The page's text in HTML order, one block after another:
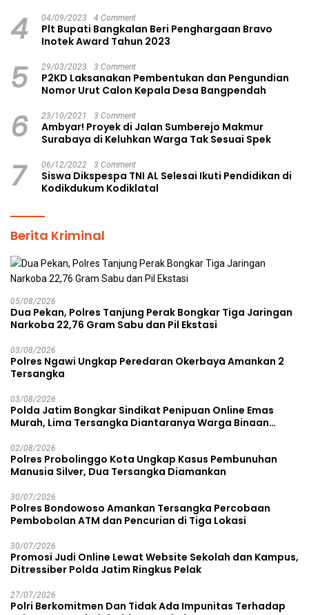
4 04/09/2023 4 Comment
Plt Bupati Bangkalan Beri Penghargaan Bravo
Inotek Award Tahun 2023
5 29/03/2023 3 Comment
P2KD Laksanakan Pembentukan dan Pengundian
Nomor Urut Calon Kepala Desa Bangpendah
6 23/10/2021 3 Comment
Ambyar! Proyek di Jalan Sumberejo Makmur
Surabaya di Keluhkan Warga Tak Sesuai Spek
7 06/12/2022 3 Comment
Siswa Dikspespa TNI AL Selesai Ikuti Pendidikan di
Kodikdukum Kodiklatal
Berita Kriminal
05/08/2026
Dua Pekan, Polres Tanjung Perak Bongkar Tiga Jaringan
Narkoba 22,76 Gram Sabu dan Pil Ekstasi
03/08/2026
Polres Ngawi Ungkap Peredaran Okerbaya Amankan 2
Tersangka
03/08/2026
Polda Jatim Bongkar Sindikat Penipuan Online Emas
Murah, Lima Tersangka Diantaranya Warga Binaan
02/08/2026
Polres Probolinggo Kota Ungkap Kasus Pembunuhan
Manusia Silver, Dua Tersangka Diamankan
30/07/2026
Polres Bondowoso Amankan Tersangka Percobaan
Pembobolan ATM dan Pencurian di Tiga Lokasi
30/07/2026
Promosi Judi Online Lewat Website Sekolah dan Kampus,
Ditressiber Polda Jatim Ringkus Pelak
27/07/2026
Polri Berkomitmen Dan Tidak Ada Impunitas Terhadap